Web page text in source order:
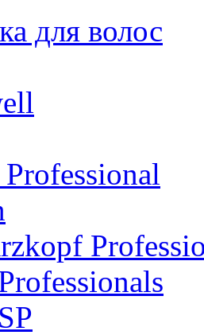
для волос